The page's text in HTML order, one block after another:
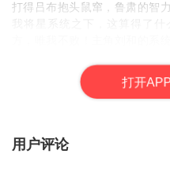
打得吕布抱头鼠窜，鲁肃的智
方，唯我不败！主角刘和的系
成神，只有想不到，没有做不
将星系统》会创造什么传奇吧？
打开AP
用户评论